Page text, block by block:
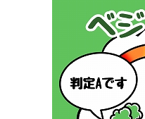
総合型選抜・学校推薦型選抜 募
大学・短大以外の資料か